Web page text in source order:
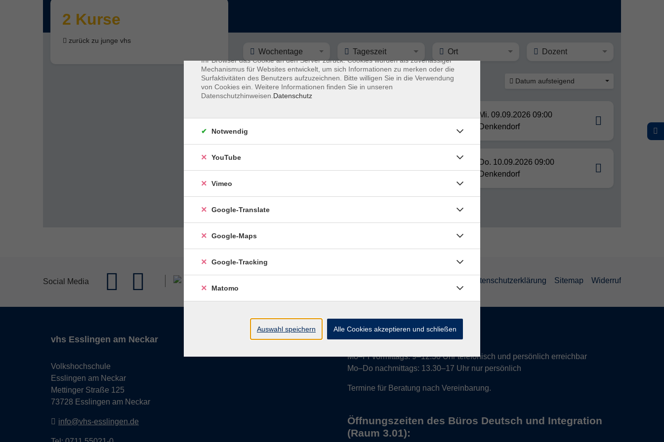
2 Kurse
zurück zu junge vhs
Wochentage Tageszeit Ort Dozent
nur buchbare nur beginnende Datum aufsteigend
Zauberkurs - Sommerferienprogramm
Mi. 09.09.2026 09:00
Denkendorf
Sommerferien
Do. 10.09.2026 09:00
Denkendorf
Social Media Datenschutzerklärung Sitemap Widerruf
vhs Esslingen am Neckar
Volkshochschule
Esslingen am Neckar
Mettinger Straße 125
73728 Esslingen am Neckar
info@vhs-esslingen.de
Öffnungszeiten:
Mo–Fr vormittags:9–12.30 Uhr telefonisch und persönlich erreichbar
Mo–Do nachmittags: 13.30–17 Uhr nur persönlich
Termine für Beratung nach Vereinbarung.
Öffnungszeiten des Büros Deutsch und Integration
(Raum 3.01):
Webbrowser des Nutzers während des Surfens auf dem Computer des Nutzers
Cookie genannt wird. Wenn Sie eine weitere Seite vom Server anfordern, sendet
Ihr Browser das Cookie an den Server zurück. Cookies wurden als zuverlässiger
Mechanismus für Websites entwickelt, um sich Informationen zu merken oder die
Surfaktivitäten des Benutzers aufzuzeichnen. Bitte willigen Sie in die Verwendung
von Cookies ein. Weitere Informationen finden Sie in unseren
Datenschutzhinweisen. Datenschutz
Notwendig
YouTube
Vimeo
Google-Translate
Google-Maps
Google-Tracking
Matomo
Auswahl speichern Alle Cookies akzeptieren und schließen